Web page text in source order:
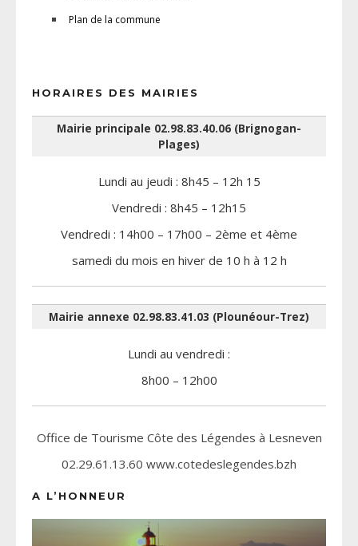
Plan de la commune
HORAIRES DES MAIRIES
Mairie principale 02.98.83.40.06 (Brignogan-
Plages)
Lundi au jeudi : 8h45 – 12h 15
Vendredi : 8h45 – 12h15
Vendredi : 14h00 – 17h00 – 2ème et 4ème
samedi du mois en hiver de 10 h à 12 h
Mairie annexe 02.98.83.41.03 (Plounéour-Trez)
Lundi au vendredi :
8h00 – 12h00
Office de Tourisme Côte des Légendes à Lesneven
02.29.61.13.60 www.cotedeslegendes.bzh
A L’HONNEUR